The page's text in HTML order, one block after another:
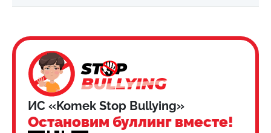
ИС «Komek Stop Bullying»
Остановим буллинг вместе!